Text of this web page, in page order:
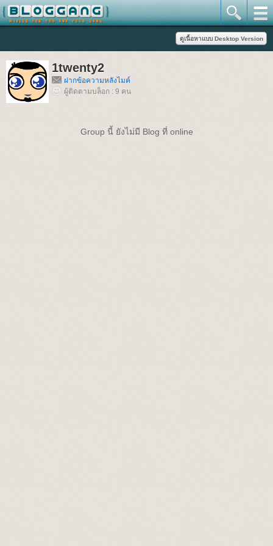
1twenty2
ฝากข้อความหลังไมค์
ผู้ติดตามบล็อก : 9 คน
Group นี้ ยังไม่มี Blog ที่ online